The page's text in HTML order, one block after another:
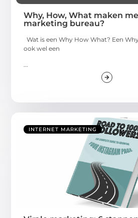
Why, How, What maken
marketing bureau?
Wat is een Why How What? Een
ook wel een
...
INTERNET MARKETING